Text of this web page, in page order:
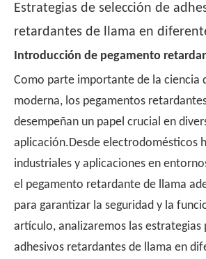
Estrategias de selección de
retardantes de llama en
Introducción de pegamento
Como parte importante de la ciencia
moderna, los pegamentos
desempeñan un papel crucial en
aplicación.Desde electrodomésticos
industriales y aplicaciones en
el pegamento retardante de llama
para garantizar la seguridad y la
artículo, analizaremos las estrategias
adhesivos retardantes de llama en